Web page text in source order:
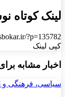
لینک کوتاه
?p=135782
کپی لینک
اخبار مشابه
سیاسی، فرهنگی و